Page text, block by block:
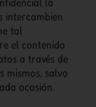
intercambien
tal
el contenido
a través de
mismos, salvo
ocasión.